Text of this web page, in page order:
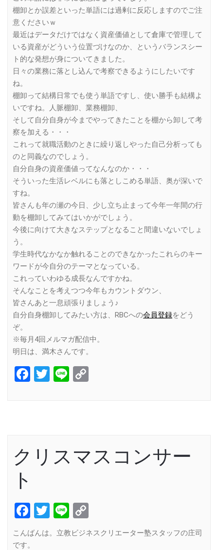
棚卸とか誤差といった単語には過剰に反応しますのでご注
意くださいｗ
最近はデータだけではなく資産価値として倉庫で管理して
いる資産がどういう位置づけなのか、というバランスシー
ト的な発想が身についてきました。
日々の業務に落とし込んで考察できるようにしたいです
ね。
棚卸って結構日常でも使う単語ですし、使い勝手も結構よ
いですね。人脈棚卸、業務棚卸、
そして自分自身が今までやってきたことを棚から卸して考
察を加える・・・
これって就職活動のときに繰り返しやった自己分析っても
のと同義なのでしょう。
自分自身の資産価値ってなんなのか・・・
そういった生活レベルにも落としこめる単語、奥が深いで
すね。
皆さんも年の瀬の今日、少し立ち止まって今年一年間の行
動を棚卸してみてはいかがでしょう。
今後に向けて大きなステップとなること間違いないでしょ
う。
学生時代なかなか触れることのできなかったこれらのキー
ワードが今自分のテーマとなっている。
これっていわゆる成長なんですかね。
そんなことを考えつつ今年もカウントダウン、
皆さんあと一息頑張りましょう♪
自分自身棚卸してみたい方は、RBCへの会員登録をどう
ぞ。
※毎月4回メルマガ配信中。
明日は、満木さんです。
Facebook
Twitter
Line
クリスマスコンサー
ト
Facebook
Twitter
Line
Link
こんばんは。立教ビジネスクリエーター塾スタッフの庄司
です。